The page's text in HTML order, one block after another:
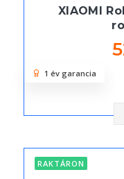
XIAOMI
1 év garancia
RAKTÁRON